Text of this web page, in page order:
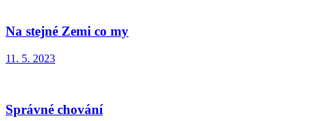
Na stejné Zemi co my
11. 5. 2023
Správné chování